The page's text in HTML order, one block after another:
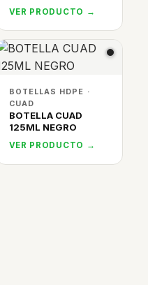
VER PRODUCTO →
BOTELLAS HDPE ·
CUAD
BOTELLA CUAD
125ML NEGRO
VER PRODUCTO →